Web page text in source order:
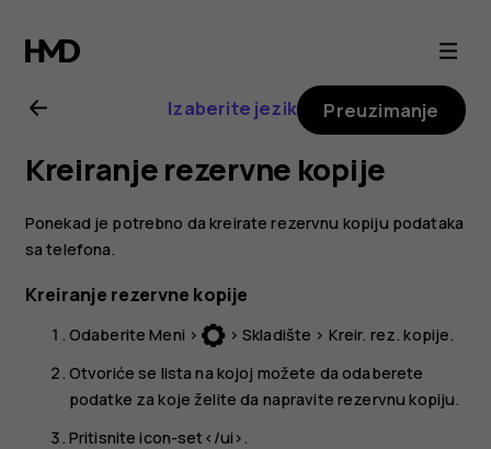
Uputstvo
za
korisnika
telefona
Nokia
3310
3G
Izaberite jezik Preuzimanje
Kreiranje rezervne kopije
Ponekad je potrebno da kreirate rezervnu kopiju podataka
sa telefona.
Kreiranje rezervne kopije
OdaberiteMeni > > Skladište > Kreir. rez. kopije.
Otvoriće se lista na kojoj možete da odaberete
podatke za koje želite da napravite rezervnu kopiju.
Pritisniteicon-set</ui>.